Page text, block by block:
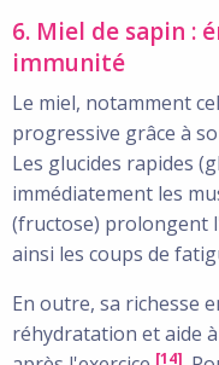
6. Miel de sapin :
immunité
Le miel, notamment
progressive grâce à
Les glucides rapides
immédiatement les
(fructose) prolongent
ainsi les coups de
En outre, sa richesse
réhydratation et aide
[14]